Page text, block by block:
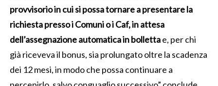
provvisorio in cui si possa tornare a presentare la
richiesta presso i Comuni o i Caf, in attesa
dell’assegnazione automatica in bollettae, per chi
già riceveva il bonus, sia prolungato oltre la scadenza
dei 12 mesi, in modo che possa continuare a